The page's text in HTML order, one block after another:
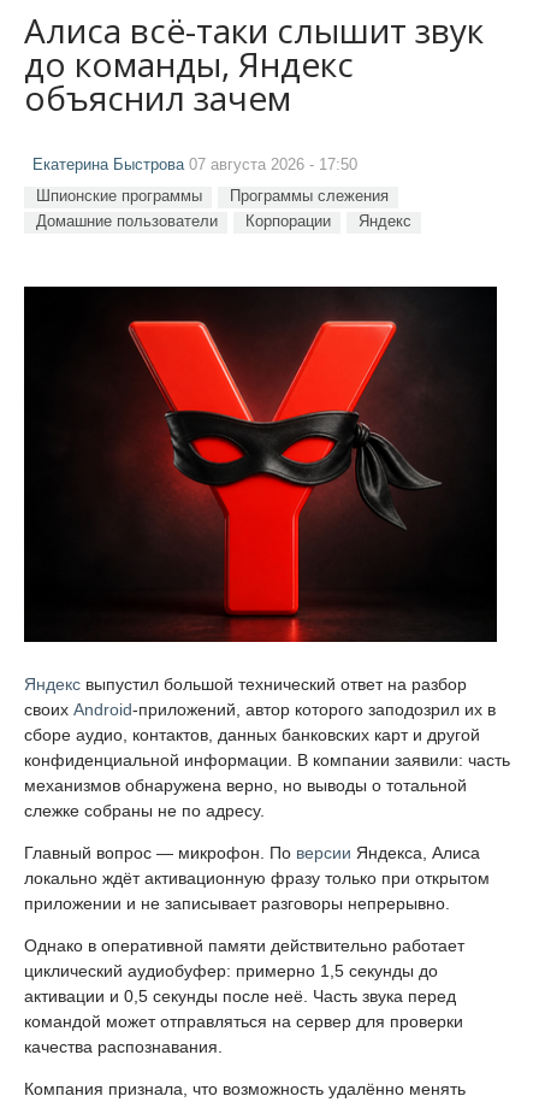
Алиса всё-таки слышит звук
до команды, Яндекс
объяснил зачем
Екатерина Быстрова07 августа 2026 - 17:50
Шпионские программы
Программы слежения
Домашние пользователи
Корпорации Яндекс
Яндекс выпустил большой технический ответ на разбор
своих Android-приложений, автор которого заподозрил их в
сборе аудио, контактов, данных банковских карт и другой
конфиденциальной информации. В компании заявили: часть
механизмов обнаружена верно, но выводы о тотальной
слежке собраны не по адресу.
Главный вопрос — микрофон. По версии Яндекса, Алиса
локально ждёт активационную фразу только при открытом
приложении и не записывает разговоры непрерывно.
Однако в оперативной памяти действительно работает
циклический аудиобуфер: примерно 1,5 секунды до
активации и 0,5 секунды после неё. Часть звука перед
командой может отправляться на сервер для проверки
качества распознавания.
Компания признала, что возможность удалённо менять